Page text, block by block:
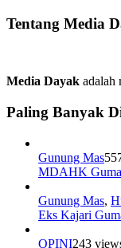
Tentang Media
Media Dayak adalah
Paling Banyak
Gunung Mas
MDAHK
Gunung Mas,
Eks Kajari
OPINI243